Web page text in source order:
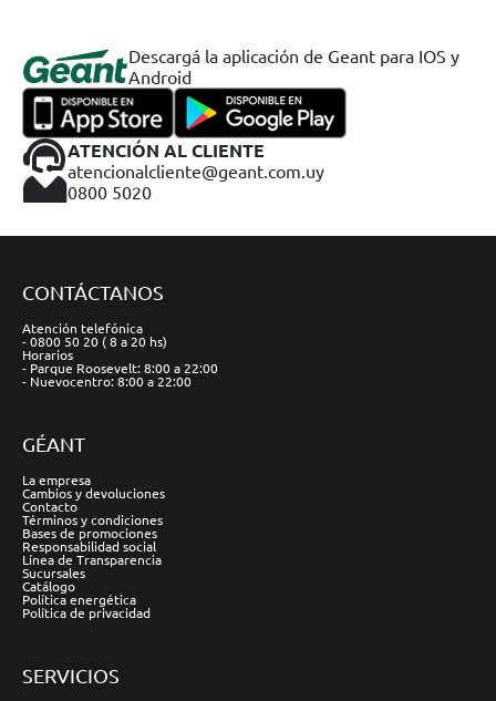
Descargá la aplicación de Geant para IOS y
Android
ATENCIÓN AL CLIENTE
atencionalcliente@geant.com.uy
0800 5020
CONTÁCTANOS
Atención telefónica
- 0800 50 20 ( 8 a 20 hs)
Horarios
- Parque Roosevelt: 8:00 a 22:00
- Nuevocentro: 8:00 a 22:00
GÉANT
La empresa
Cambios y devoluciones
Contacto
Términos y condiciones
Bases de promociones
Responsabilidad social
Línea de Transparencia
Sucursales
Catálogo
Política energética
Política de privacidad
SERVICIOS